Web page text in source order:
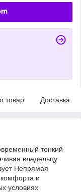
товар Доставка
тонкий
владельцу
Непрямая
и
условиях